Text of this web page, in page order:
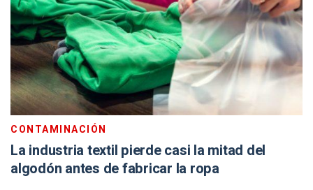
CONTAMINACIÓN
La industria textil pierde casi la mitad del
algodón antes de fabricar la ropa